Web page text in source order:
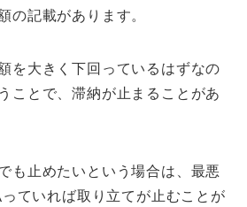
の記載があります。
を大きく下回っているはずなの
ことで、滞納が止まることがあ
も止めたいという場合は、最悪
ていれば取り立てが止むことが